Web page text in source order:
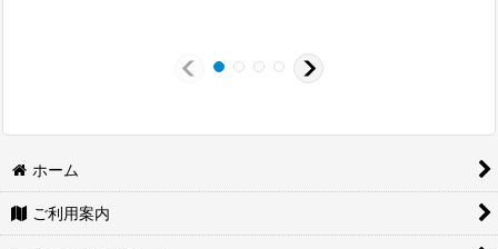
ホーム
ご利用案内